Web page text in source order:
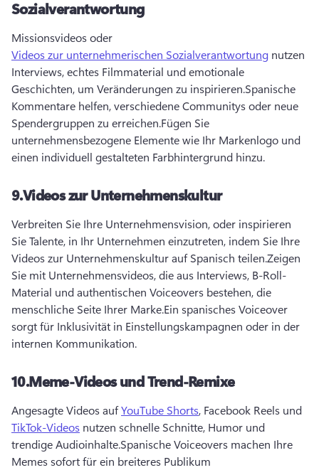
Sozialverantwortung
Missionsvideos oder
Videos zur unternehmerischen Sozialverantwortung nutzen
Interviews, echtes Filmmaterial und emotionale
Geschichten, um Veränderungen zu inspirieren.Spanische
Kommentare helfen, verschiedene Communitys oder neue
Spendergruppen zu erreichen.Fügen Sie
unternehmensbezogene Elemente wie Ihr Markenlogo und
einen individuell gestalteten Farbhintergrund hinzu.
9.Videos zur Unternehmenskultur
Verbreiten Sie Ihre Unternehmensvision, oder inspirieren
Sie Talente, in Ihr Unternehmen einzutreten, indem Sie Ihre
Videos zur Unternehmenskultur auf Spanisch teilen.Zeigen
Sie mit Unternehmensvideos, die aus Interviews, B-Roll-
Material und authentischen Voiceovers bestehen, die
menschliche Seite Ihrer Marke.Ein spanisches Voiceover
sorgt für Inklusivität in Einstellungskampagnen oder in der
internen Kommunikation.
10.Meme-Videos und Trend-Remixe
Angesagte Videos auf YouTube Shorts, Facebook Reels und
TikTok-Videos nutzen schnelle Schnitte, Humor und
trendige Audioinhalte.Spanische Voiceovers machen Ihre
Memes sofort für ein breiteres Publikum